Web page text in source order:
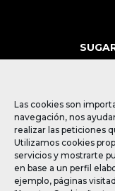
Las cookies son
navegación, nos
realizar las peticiones
Utilizamos cookies
servicios y mostrarte
en base a un perfil
ejemplo, páginas